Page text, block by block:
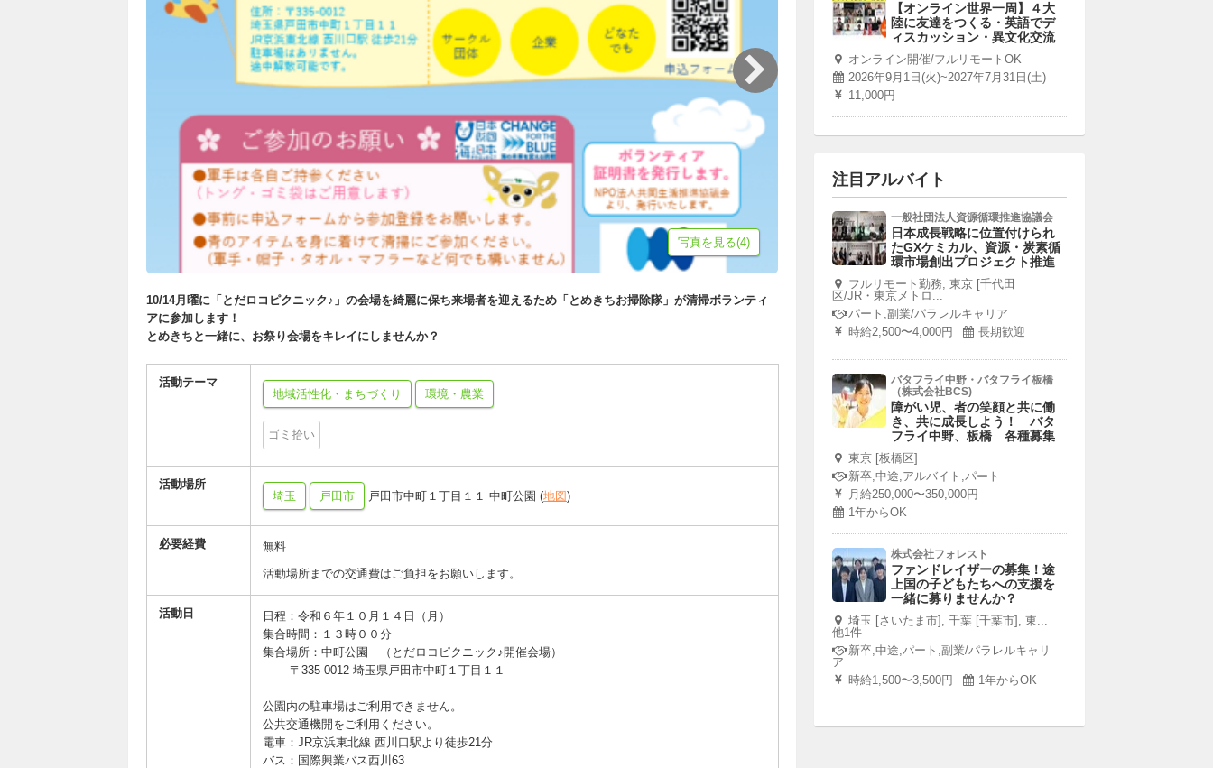
写真を見る(4)
10/14月曜に「とだロコピクニック♪」の会場を綺麗に保ち来場者を迎えるため「とめきちお掃除隊」が清掃ボランティ
アに参加します！
とめきちと一緒に、お祭り会場をキレイにしませんか？
活動テーマ
地域活性化・まちづくり
環境・農業
ゴミ拾い
活動場所
埼玉
戸田市 戸田市中町１丁目１１ 中町公園 (地図)
必要経費
無料
活動場所までの交通費はご負担をお願いします。
活動日
日程：令和６年１０月１４日（月）
集合時間：１３時００分
集合場所：中町公園 （とだロコピクニック♪開催会場）
〒335-0012 埼玉県戸田市中町１丁目１１
公園内の駐車場はご利用できません。
公共交通機開をご利用ください。
電車：JR京浜東北線 西川口駅より徒歩21分
バス：国際興業バス西川63
【オンライン世界一周】４大
陸に友達をつくる・英語でデ
ィスカッション・異文化交流
オンライン開催/フルリモートOK
2026年9月1日(火)~2027年7月31日(土)
11,000円
注目アルバイト
一般社団法人資源循環推進協議会
日本成長戦略に位置付けられ
たGXケミカル、資源・炭素循
環市場創出プロジェクト推進
フルリモート勤務, 東京 [千代田
区/JR・東京メトロ...
パート,副業/パラレルキャリア
時給2,500〜4,000円
長期歓迎
バタフライ中野・バタフライ板橋
（株式会社BCS)
障がい児、者の笑顔と共に働
き、共に成長しよう！ バタ
フライ中野、板橋 各種募集
東京 [板橋区]
新卒,中途,アルバイト,パート
月給250,000〜350,000円
1年からOK
株式会社フォレスト
ファンドレイザーの募集！途
上国の子どもたちへの支援を
一緒に募りませんか？
埼玉 [さいたま市], 千葉 [千葉市], 東...
他1件
新卒,中途,パート,副業/パラレルキャリ
ア
時給1,500〜3,500円
1年からOK